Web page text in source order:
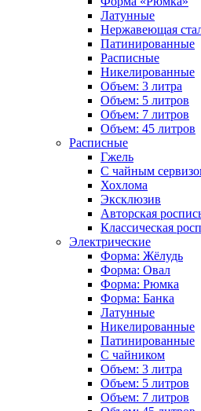
Латунные
Нержавеющая
Патинированные
Расписные
Никелированные
Объем: 3 литра
Объем: 5 литров
Объем: 7 литров
Объем: 45 литров
Расписные
Гжель
С чайным
Хохлома
Эксклюзив
Авторская
Классическая
Электрические
Форма: Жёлудь
Форма: Овал
Форма: Рюмка
Форма: Банка
Латунные
Никелированные
Патинированные
С чайником
Объем: 3 литра
Объем: 5 литров
Объем: 7 литров